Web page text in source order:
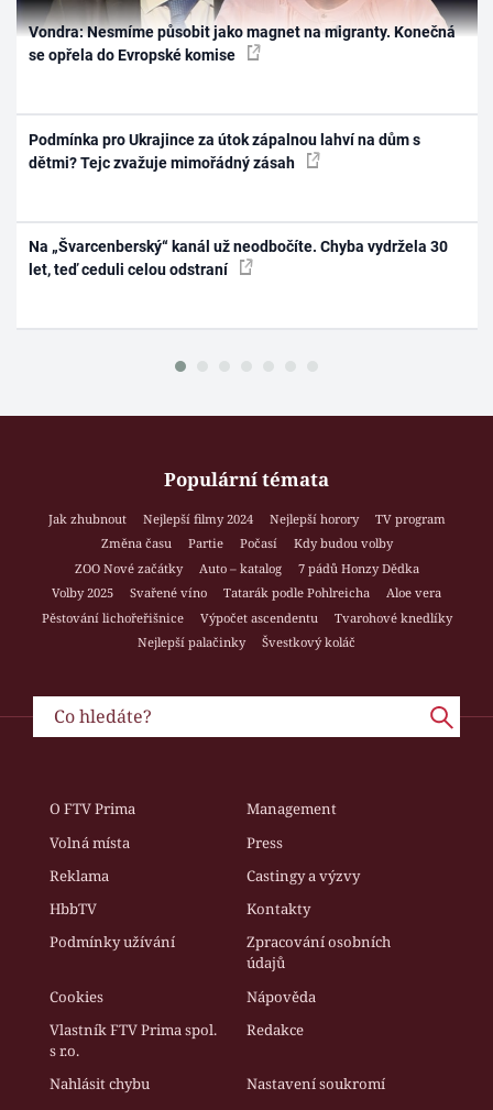
Vondra: Nesmíme působit jako magnet na migranty. Konečná
se opřela do Evropské komise
Podmínka pro Ukrajince za útok zápalnou lahví na dům s
dětmi? Tejc zvažuje mimořádný zásah
Na „Švarcenberský“ kanál už neodbočíte. Chyba vydržela 30
let, teď ceduli celou odstraní
Populární témata
Jak zhubnout Nejlepší filmy 2024 Nejlepší horory
TV program
Změna času
Partie Počasí
Kdy budou volby
ZOO Nové začátky
Auto – katalog
7 pádů Honzy Dědka
Volby 2025
Svařené víno Tatarák podle Pohlreicha
Aloe vera
Pěstování lichořeřišnice
Výpočet ascendentu
Tvarohové knedlíky
Nejlepší palačinky
Švestkový koláč
O FTV Prima
Management
Volná místa
Press
Reklama
Castingy a výzvy
HbbTV
Kontakty
Podmínky užívání
Zpracování osobních
údajů
Cookies
Nápověda
Vlastník FTV Prima spol.
s r.o.
Redakce
Nahlásit chybu Nastavení soukromí